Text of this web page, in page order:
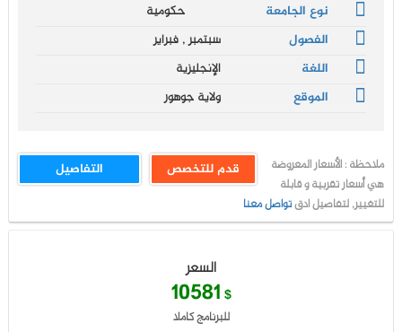
نوع الجامعة
حكومية
الفصول
سبتمبر , فبراير
اللغة
الإنجليزية
الموقع
ولاية جوهور
التفاصيل قدم للتخصص
ملاحظة : الأسعار المعروضة
هي أسعار تقربية و قابلة
للتغيير, لتفاصيل ادقتواصل معنا
السعر
10581 $
للبرنامج كاملا